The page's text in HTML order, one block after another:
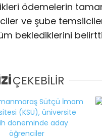
ödemelerin
ve şube
beklediklerini
ÇEKEBİLİR